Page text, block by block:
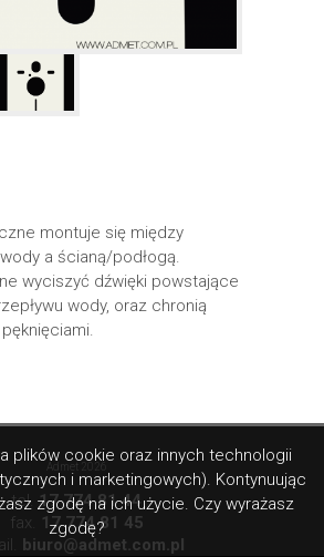
montuje się między
a ścianą/podłogą.
wyciszyć dźwięki powstające
wody, oraz chronią
Admet 2026
tel.17 774 81 44
fax.
17 774 81 45
biuro@admet.com.pl
plików cookie oraz innych technologii
i marketingowych). Kontynuując
zgodę na ich użycie. Czy wyrażasz
zgodę?